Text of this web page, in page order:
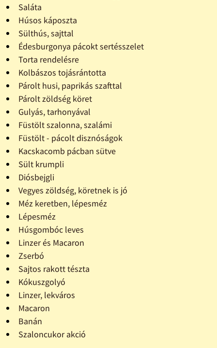
Saláta
Húsos káposzta
Sülthús, sajttal
Édesburgonya pácokt sertésszelet
Torta rendelésre
Kolbászos tojásrántotta
Párolt husi, paprikás szafttal
Párolt zöldség köret
Gulyás, tarhonyával
Füstölt szalonna, szalámi
Füstölt - pácolt disznóságok
Kacskacomb pácban sütve
Sült krumpli
Diósbejgli
Vegyes zöldség, köretnek is jó
Méz keretben, lépesméz
Lépesméz
Húsgombóc leves
Linzer és Macaron
Zserbó
Sajtos rakott tészta
Kókuszgolyó
Linzer, lekváros
Macaron
Banán
Szaloncukor akció